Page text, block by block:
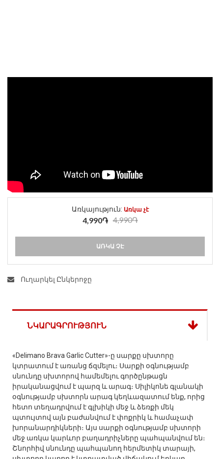
Առկայություն: Առկա չէ
4,990֏ 4,990֏
ԱՌԿԱ ՉԷ
Ուղարկել Ընկերոջը
ՆԿԱՐԱԳՐՈՒԹՅՈՒՆ
«Delimano Brava Garlic Cutter»-ը սարքը սխտորը
կտրատում է առանց ճզմելու։ Սարքի օգնությամբ
սնունդը սխտորով համեմելու գործընթացն
իրականացվում է պարզ և արագ։ Սիլիկոնե գլանակի
օգնությամբ սխտորն արագ կեղևազատում ենք, որից
հետո տեղադրվում է գլխիկի մեջ և ձեռքի մեկ
պտույտով այն բաժանվում է փոքրիկ և համաչափ
խորանարդիկների։ Այս սարքի օգնությամբ սխտորի
մեջ առկա կարևոր բաղադրիչները պահպանվում են։
Շնորհիվ սնունդը պահպանող հերմետիկ տարայի,